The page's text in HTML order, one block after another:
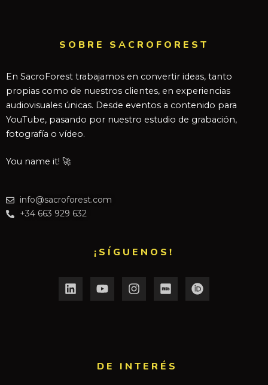
SOBRE SACROFOREST
En SacroForest trabajamos en convertir ideas, tanto
propias como de nuestros clientes, en experiencias
audiovisuales únicas. Desde eventos a contenido para
YouTube, pasando por nuestro estudio de grabación,
fotografía o vídeo.
You name it! 🚀
info@sacroforest.com
+34 663 929 632
¡SÍGUENOS!
DE INTERÉS​